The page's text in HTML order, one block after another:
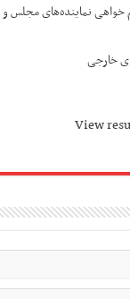
خواهی نماینده‌های مجلس و
خارجی
View